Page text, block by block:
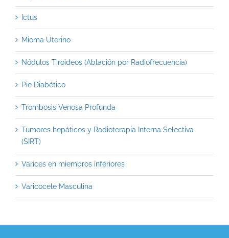
Ictus
Mioma Uterino
Nódulos Tiroideos (Ablación por Radiofrecuencia)
Pie Diabético
Trombosis Venosa Profunda
Tumores hepáticos y Radioterapia Interna Selectiva
(SIRT)
Varices en miembros inferiores
Varicocele Masculina